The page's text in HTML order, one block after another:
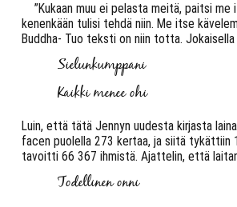
”Kukaan muu ei pelasta meitä, paitsi me
kenenkään tulisi tehdä niin. Me itse
Buddha- Tuo teksti on niin totta. Jokaisella
Sielunkumppani
Kaikki menee ohi
Luin, että tätä Jennyn uudesta kirjasta
facen puolella 273 kertaa, ja siitä tykättiin
tavoitti 66 367 ihmistä. Ajattelin, että
Todellinen onni